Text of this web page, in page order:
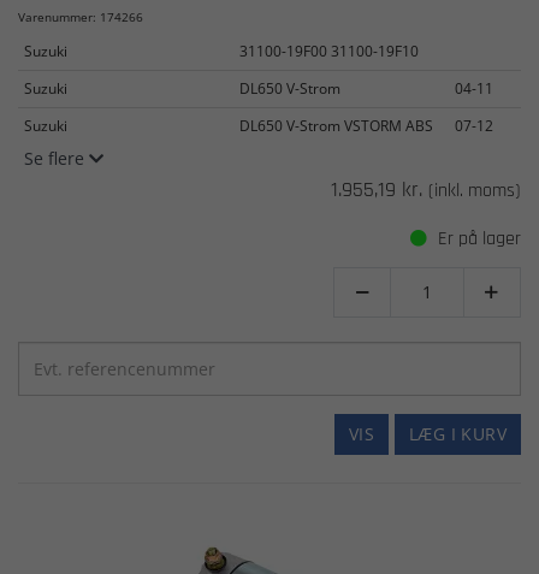
Varenummer: 174266
Suzuki
31100-19F00 31100-19F10
Suzuki
DL650 V-Strom
04-11
Suzuki
DL650 V-Strom VSTORM ABS 07-12
Se flere
1.955,19 kr. (inkl. moms)
Er på lager
 
LÆG I KURV
VIS